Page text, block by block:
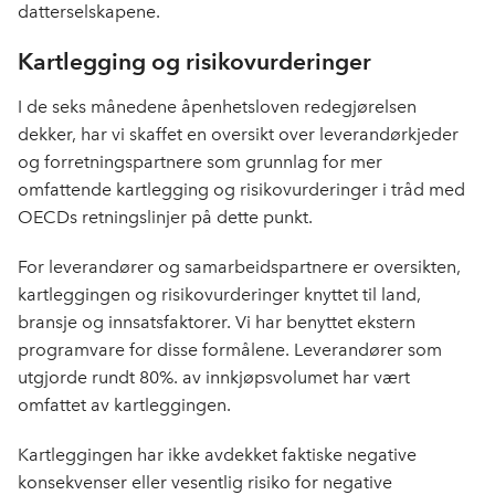
datterselskapene.
Kartlegging og risikovurderinger
I de seks månedene åpenhetsloven redegjørelsen
dekker, har vi skaffet en oversikt over leverandørkjeder
og forretningspartnere som grunnlag for mer
omfattende kartlegging og risikovurderinger i tråd med
OECDs retningslinjer på dette punkt.
For leverandører og samarbeidspartnere er oversikten,
kartleggingen og risikovurderinger knyttet til land,
bransje og innsatsfaktorer. Vi har benyttet ekstern
programvare for disse formålene. Leverandører som
utgjorde rundt 80%. av innkjøpsvolumet har vært
omfattet av kartleggingen.
Kartleggingen har ikke avdekket faktiske negative
konsekvenser eller vesentlig risiko for negative